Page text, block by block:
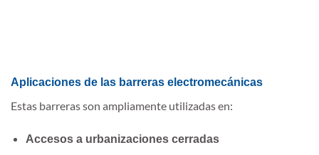
Aplicaciones de las barreras electromecánicas
Estas barreras son ampliamente utilizadas en:
Accesos a urbanizaciones cerradas